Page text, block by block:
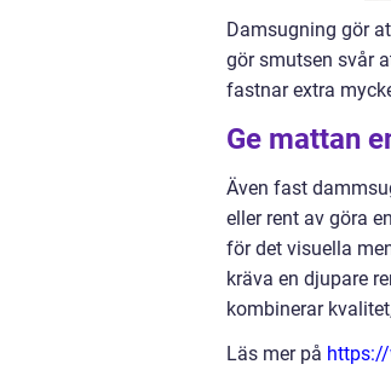
Damsugning gör
gör smutsen svår
fastnar extra
Ge mattan
Även fast
eller rent av göra
för det visuella
kräva en djupare
kombinerar
Läs mer på